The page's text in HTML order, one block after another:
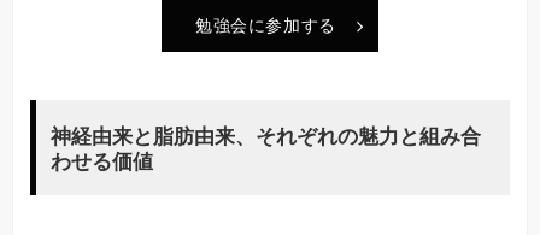
勉強会に参加する
神経由来と脂肪由来、それぞれの魅力と組み合
わせる価値